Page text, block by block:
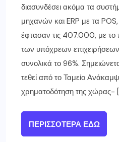
διασυνδέσει ακόμα τα
μηχανών και ERP με τα
έφτασαν τις 407.000, με
των υπόχρεων
συνολικά το 96%.
τεθεί από το Ταμείο
χρηματοδότηση της χώρας-
ΠΕΡΙΣΣΌΤΕΡΑ ΕΔΏ